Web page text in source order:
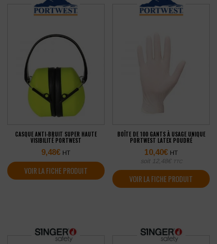
CASQUE ANTI-BRUIT SUPER HAUTE
VISIBILITÉ PORTWEST
9,48€ HT
VOIR LA FICHE PRODUIT
BOÎTE DE 100 GANTS À USAGE UNIQUE
PORTWEST LATEX POUDRÉ
10,40€ HT
soit 12,48€ TTC
VOIR LA FICHE PRODUIT